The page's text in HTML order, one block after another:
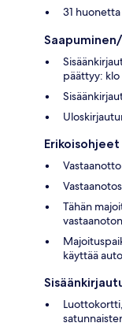
31 huonetta
päättyy: klo
Tähän
käyttää